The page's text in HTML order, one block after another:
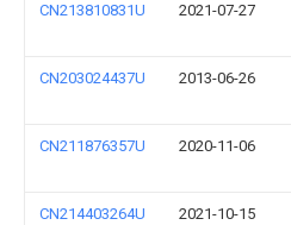
CN213810831U 2021-07-27
CN203024437U 2013-06-26
CN211876357U 2020-11-06
CN214403264U 2021-10-15